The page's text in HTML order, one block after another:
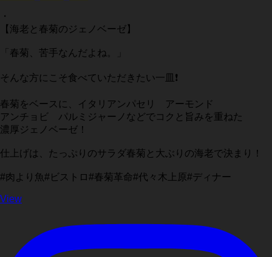
・
【海老と春菊のジェノベーゼ】
「春菊、苦手なんだよね。」
そんな方にこそ食べていただきたい一皿❗️
春菊をベースに、イタリアンパセリ アーモンド
アンチョビ パルミジャーノなどでコクと旨みを重ねた
濃厚ジェノベーゼ！
仕上げは、たっぷりのサラダ春菊と大ぶりの海老で決まり！
#肉より魚#ビストロ#春菊革命#代々木上原#ディナー
View